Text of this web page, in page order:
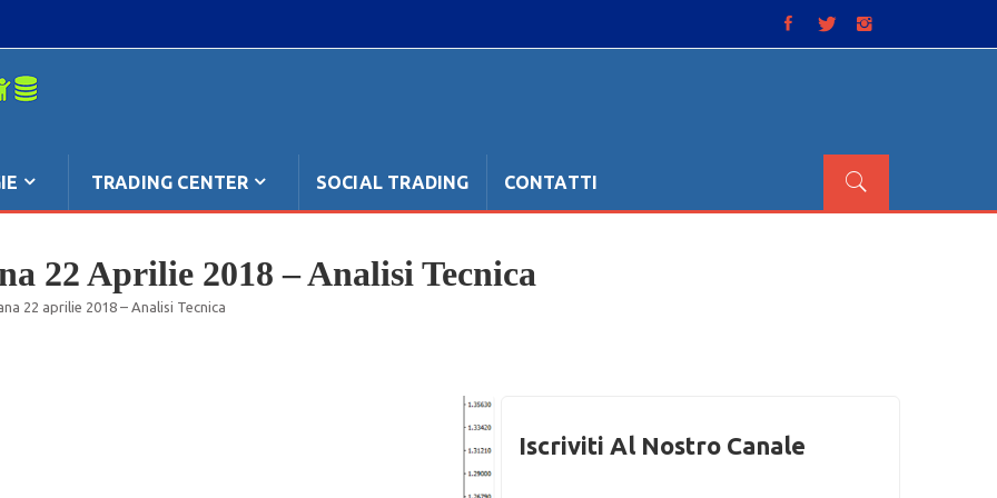
TRADING CENTER SOCIAL TRADING CONTATTI
22 Aprilie 2018 – Analisi Tecnica
22 aprilie 2018 – Analisi Tecnica
Iscriviti Al Nostro Canale